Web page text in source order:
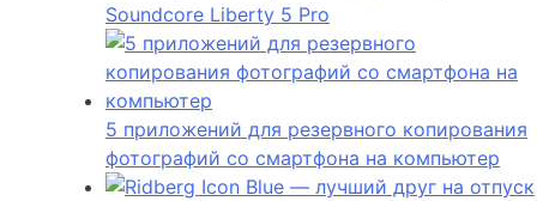
Soundcore Liberty 5 Pro
5 приложений для резервного копирования
фотографий со смартфона на компьютер